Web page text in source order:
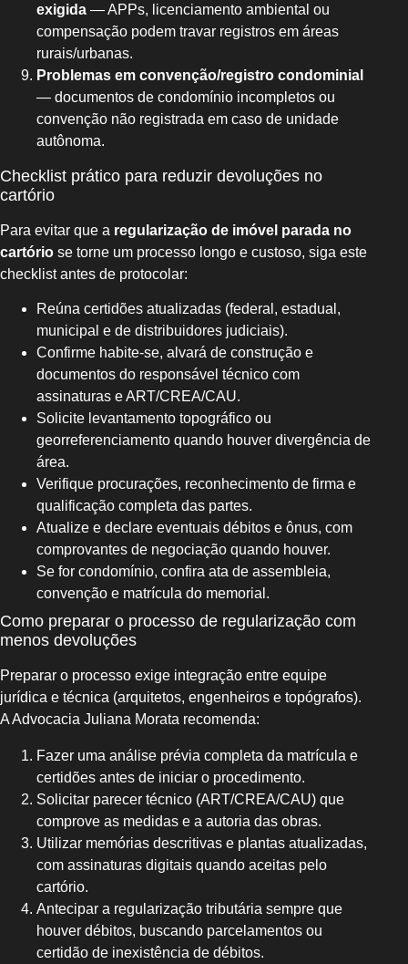
exigida — APPs, licenciamento ambiental ou
compensação podem travar registros em áreas
rurais/urbanas.
Problemas em convenção/registro condominial
— documentos de condomínio incompletos ou
convenção não registrada em caso de unidade
autônoma.
Checklist prático para reduzir devoluções no
cartório
Para evitar que a regularização de imóvel parada no
cartório se torne um processo longo e custoso, siga este
checklist antes de protocolar:
Reúna certidões atualizadas (federal, estadual,
municipal e de distribuidores judiciais).
Confirme habite-se, alvará de construção e
documentos do responsável técnico com
assinaturas e ART/CREA/CAU.
Solicite levantamento topográfico ou
georreferenciamento quando houver divergência de
área.
Verifique procurações, reconhecimento de firma e
qualificação completa das partes.
Atualize e declare eventuais débitos e ônus, com
comprovantes de negociação quando houver.
Se for condomínio, confira ata de assembleia,
convenção e matrícula do memorial.
Como preparar o processo de regularização com
menos devoluções
Preparar o processo exige integração entre equipe
jurídica e técnica (arquitetos, engenheiros e topógrafos).
A Advocacia Juliana Morata recomenda:
Fazer uma análise prévia completa da matrícula e
certidões antes de iniciar o procedimento.
Solicitar parecer técnico (ART/CREA/CAU) que
comprove as medidas e a autoria das obras.
Utilizar memórias descritivas e plantas atualizadas,
com assinaturas digitais quando aceitas pelo
cartório.
Antecipar a regularização tributária sempre que
houver débitos, buscando parcelamentos ou
certidão de inexistência de débitos.